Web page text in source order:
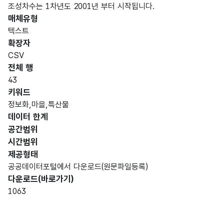
조성차수는 1차년도 2001년 부터 시작됩니다.
매체유형
텍스트
확장자
CSV
전체 행
43
키워드
정보화,마을,특산물
데이터 한계
공간범위
시간범위
제공형태
공공데이터포털에서 다운로드(원문파일등록)
다운로드(바로가기)
1063